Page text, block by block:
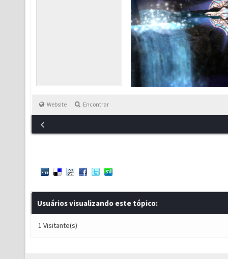
Website Encontrar
Usuários visualizando este tópico:
1 Visitante(s)